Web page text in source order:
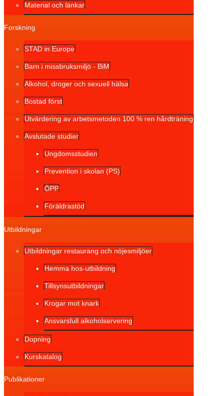
Material och länkar
Forskning
STAD in Europe
Barn i missbruksmiljö - BiM
Alkohol, droger och sexuell hälsa
Bostad först
Utvärdering av arbetsmetoden 100 % ren hårdträning
Avslutade studier
Ungdomsstudien
Prevention i skolan (PS)
ÖPP
Föräldrastöd
Utbildningar
Utbildningar restaurang och nöjesmiljöer
Hemma hos-utbildning
Tillsynsutbildningar
Krogar mot knark
Ansvarsfull alkoholservering
Dopning
Kurskatalog
Publikationer